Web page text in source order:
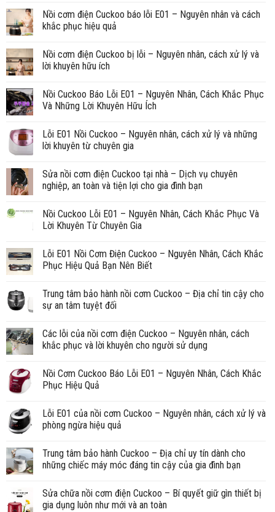
Nồi cơm điện Cuckoo báo lỗi E01 – Nguyên nhân và cách
khắc phục hiệu quả
Nồi cơm điện Cuckoo bị lỗi – Nguyên nhân, cách xử lý và
lời khuyên hữu ích
Nồi Cuckoo Báo Lỗi E01 – Nguyên Nhân, Cách Khắc Phục
Và Những Lời Khuyên Hữu Ích
Lỗi E01 Nồi Cuckoo – Nguyên nhân, cách xử lý và những
lời khuyên từ chuyên gia
Sửa nồi cơm điện Cuckoo tại nhà – Dịch vụ chuyên
nghiệp, an toàn và tiện lợi cho gia đình bạn
Nồi Cuckoo Lỗi E01 – Nguyên Nhân, Cách Khắc Phục Và
Lời Khuyên Từ Chuyên Gia
Lỗi E01 Nồi Cơm Điện Cuckoo – Nguyên Nhân, Cách Khắc
Phục Hiệu Quả Bạn Nên Biết
Trung tâm bảo hành nồi cơm Cuckoo – Địa chỉ tin cậy cho
sự an tâm tuyệt đối
Các lỗi của nồi cơm điện Cuckoo – Nguyên nhân, cách
khắc phục và lời khuyên cho người sử dụng
Nồi Cơm Cuckoo Báo Lỗi E01 – Nguyên Nhân, Cách Khắc
Phục Hiệu Quả
Lỗi E01 của nồi cơm Cuckoo – Nguyên nhân, cách xử lý và
phòng ngừa hiệu quả
Trung tâm bảo hành Cuckoo – Địa chỉ uy tín dành cho
những chiếc máy móc đáng tin cậy của gia đình bạn
Sửa chữa nồi cơm điện Cuckoo – Bí quyết giữ gìn thiết bị
gia dụng luôn như mới và an toàn